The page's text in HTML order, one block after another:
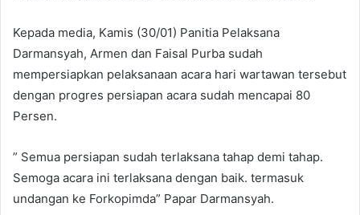
Kepada media, Kamis (30/01) Panitia Pelaksana
Darmansyah, Armen dan Faisal Purba sudah
mempersiapkan pelaksanaan acara hari wartawan tersebut
dengan progres persiapan acara sudah mencapai 80
Persen.
” Semua persiapan sudah terlaksana tahap demi tahap.
Semoga acara ini terlaksana dengan baik. termasuk
undangan ke Forkopimda” Papar Darmansyah.